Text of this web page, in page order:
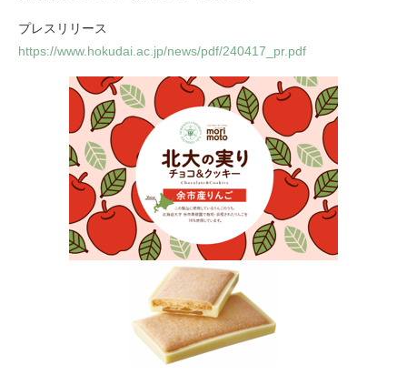
プレスリリース
https://www.hokudai.ac.jp/news/pdf/240417_pr.pdf